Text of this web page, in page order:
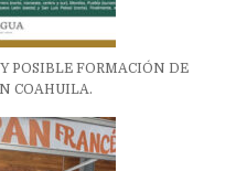
POSIBLE FORMACIÓN DE
COAHUILA.